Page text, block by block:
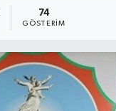
74
GÖSTERIM